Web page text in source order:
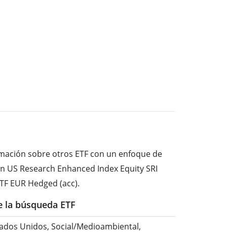
sobre otros ETF con un enfoque de
US Research Enhanced Index Equity SRI
EUR Hedged (acc).
la búsqueda ETF
Unidos, Social/Medioambiental,